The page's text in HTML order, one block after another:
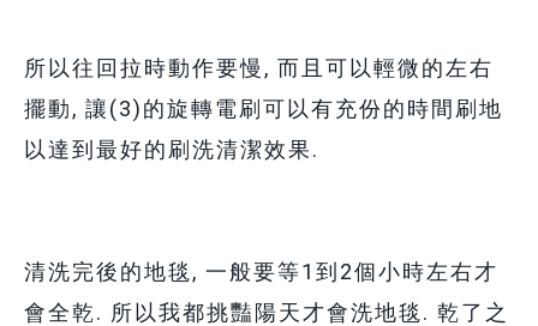
所以往回拉時動作要慢, 而且可以輕微的左右
擺動, 讓(3)的旋轉電刷可以有充份的時間刷地
以達到最好的刷洗清潔效果.
清洗完後的地毯, 一般要等1到2個小時左右才
會全乾. 所以我都挑豔陽天才會洗地毯. 乾了之